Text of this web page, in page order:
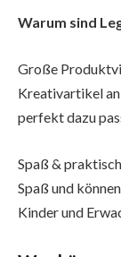
Warum sind
Große
Kreativartikel
perfekt dazu
Spaß &
Spaß und
Kinder und